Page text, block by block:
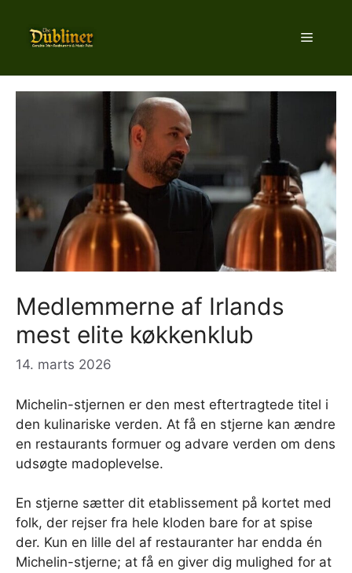
indhold
Menu
Medlemmerne af Irlands
mest elite køkkenklub
14. marts 2026
Michelin-stjernen er den mest eftertragtede titel i
den kulinariske verden. At få en stjerne kan ændre
en restaurants formuer og advare verden om dens
udsøgte madoplevelse.
En stjerne sætter dit etablissement på kortet med
folk, der rejser fra hele kloden bare for at spise
der. Kun en lille del af restauranter har endda én
Michelin-stjerne; at få en giver dig mulighed for at